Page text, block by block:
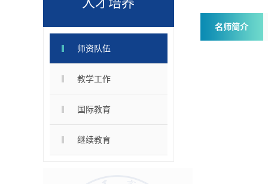
师资队伍
教学工作
国际教育
继续教育
名师简介